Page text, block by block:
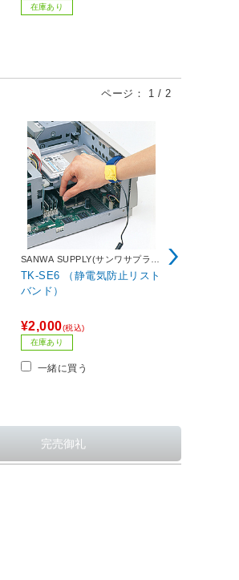
在庫あり
ページ： 1 / 2
SANWA SUPPLY(サンワサプラ
イ)
TK-SE6 （静電気防止リスト
バンド）
¥2,000(税込)
在庫あり
一緒に買う
カスタム